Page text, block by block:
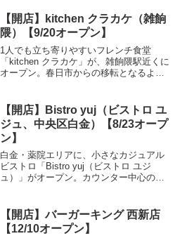
【開店】kitchen クラカケ（雑餉
隈）【9/20オープン】
1人でも立ち寄りやすいフレンチ食堂
「kitchen クラカケ」が、雑餉隈駅近くに
オープン。春日市からの移転となるよう
(@kitchen_kurakake)がシェ...
【開店】Bistro yuj（ビストロ ユ
ジュ、中央区白金）【8/23オープ
ン】
白金・薬院エリアに、小さなカジュアル
ビストロ「Bistro yuj（ビストロ ユジ
ュ）」がオープン。カウンター中心の落
Instagramで見る ユジュ(@yuj0823)...
【開店】バーガーキング 西新店
【12/10オープン】